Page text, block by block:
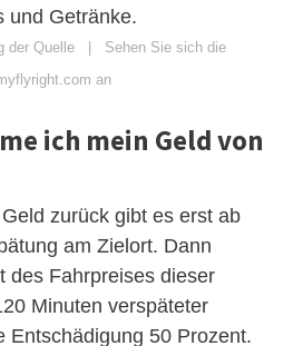
und Getränke.
der Quelle
Sehen Sie sich die
an
ich mein Geld von
zurück gibt es erst ab
am Zielort. Dann
des Fahrpreises dieser
Minuten verspäteter
Entschädigung 50 Prozent.